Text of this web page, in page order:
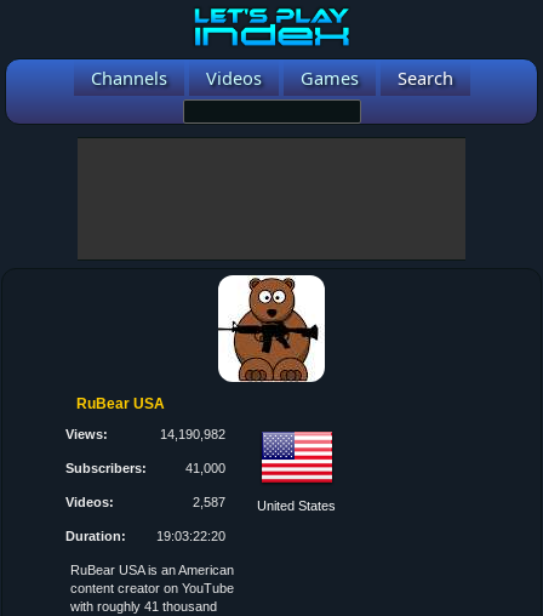
Channels Videos Games Search
RuBear USA
Views: 14,190,982
Subscribers: 41,000
Videos: 2,587
Duration: 19:03:22:20
United States
RuBear USA is an American
content creator on YouTube
with roughly 41 thousand